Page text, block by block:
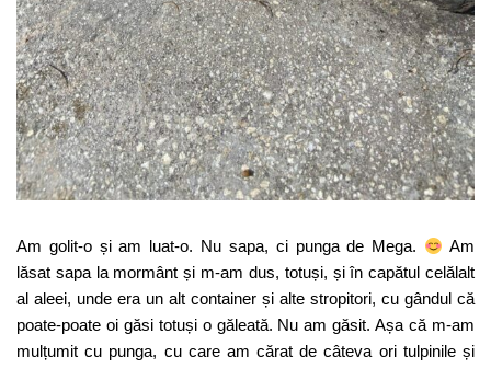
Am golit-o și am luat-o. Nu sapa, ci punga de Mega.
Am
lăsat sapa la mormânt și m-am dus, totuși, și în capătul celălalt
al aleei, unde era un alt container și alte stropitori, cu gândul că
poate-poate oi găsi totuși o găleată. Nu am găsit. Așa că m-am
mulțumit cu punga, cu care am cărat de câteva ori tulpinile și